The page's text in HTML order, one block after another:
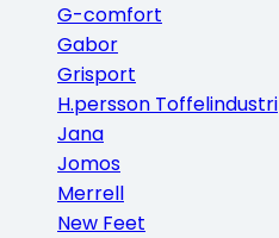
G-comfort
Gabor
Grisport
H.persson Toffelindustri
Jana
Jomos
Merrell
New Feet